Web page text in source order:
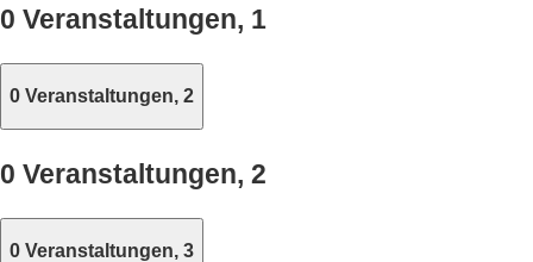
0 Veranstaltungen, 1
0 Veranstaltungen, 2
0 Veranstaltungen, 2
0 Veranstaltungen, 3